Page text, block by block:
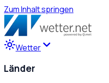
Zum Inhalt springen
Wetter
Länder